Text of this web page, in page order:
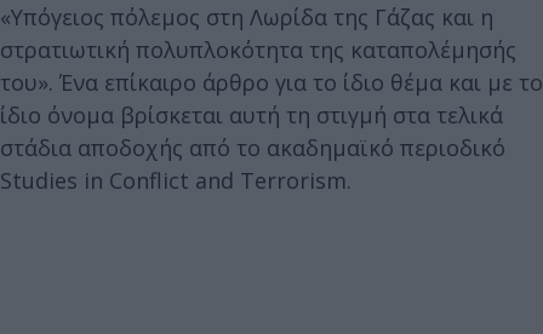
«Υπόγειος πόλεμος στη Λωρίδα της Γάζας και η
στρατιωτική πολυπλοκότητα της καταπολέμησής
του». Ένα επίκαιρο άρθρο για το ίδιο θέμα και με το
ίδιο όνομα βρίσκεται αυτή τη στιγμή στα τελικά
στάδια αποδοχής από το ακαδημαϊκό περιοδικό
Studies in Conflict and Terrorism.